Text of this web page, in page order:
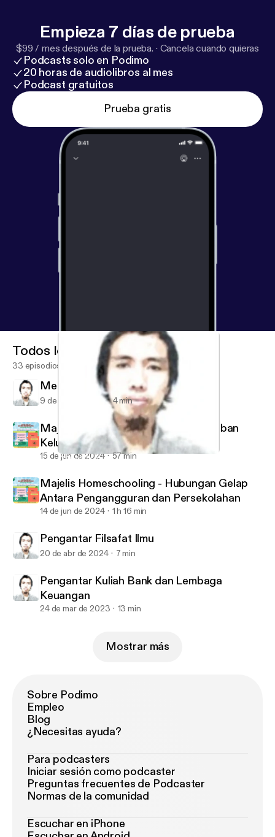
Empieza 7 días de prueba
$99 / mes después de la prueba. · Cancela cuando quieras
Podcasts solo en Podimo
20 horas de audiolibros al mes
Podcast gratuitos
Prueba gratis
Pengantar Kuliah Bank dan Lembaga Keuangan
Todos los episodios
33 episodios
Mencari Ilmu VS Mencari Pekerjaan
9 de ago de 2024 4 min
Majelis Homeschooling - Visi Peradaban
Keluarga Nabi Ibrahim AS
15 de jun de 2024 57 min
Majelis Homeschooling - Hubungan Gelap
Antara Pengangguran dan Persekolahan
14 de jun de 2024 1 h 16 min
Pengantar Filsafat Ilmu
20 de abr de 2024 7 min
Pengantar Kuliah Bank dan Lembaga
Keuangan
24 de mar de 2023 13 min
Mostrar más
Sobre Podimo
Empleo
Blog
¿Necesitas ayuda?
Para podcasters
Iniciar sesión como podcaster
Preguntas frecuentes de Podcaster
Normas de la comunidad
Escuchar en iPhone